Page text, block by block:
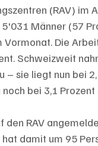
(RAV) im
Männer (57
Die
Schweizweit
sie liegt nun bei
bei 3,1
RAV
damit um 95